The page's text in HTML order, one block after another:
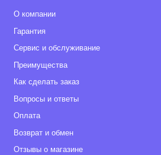
О компании
Гарантия
Сервис и обслуживание
Преимущества
Как сделать заказ
Вопросы и ответы
Оплата
Возврат и обмен
Отзывы о магазине